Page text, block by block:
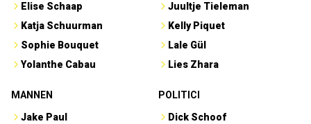
Elise Schaap
Katja Schuurman
Sophie Bouquet
Yolanthe Cabau
Juultje Tieleman
Kelly Piquet
Lale Gül
Lies Zhara
MANNEN
Jake Paul
POLITICI
Dick Schoof